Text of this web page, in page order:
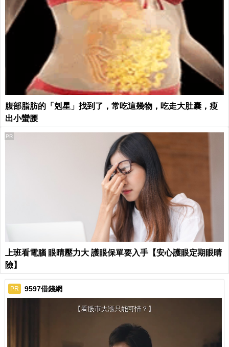
腹部脂肪的「剋星」找到了，常吃這幾物，吃走大肚囊，瘦
出小蠻腰
上班看電腦 眼睛壓力大 護眼保單要入手【安心護眼定期眼睛
險】
PR
PR 9597借錢網